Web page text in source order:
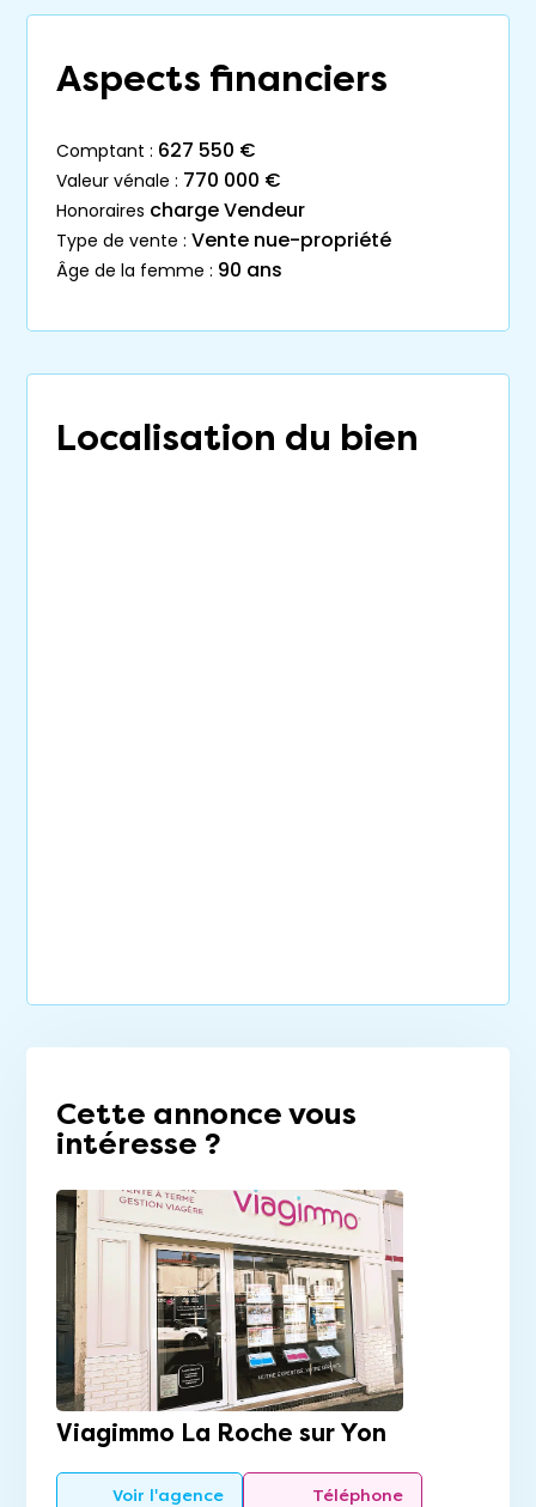
Aspects financiers
comptant : 627 550 €
valeur vénale : 770 000 €
honoraires charge Vendeur
type de vente : Vente nue-propriété
âge de la femme : 90 ans
Localisation du bien
Cette annonce vous
intéresse ?
Viagimmo La Roche sur Yon
Voir l'agence Téléphone